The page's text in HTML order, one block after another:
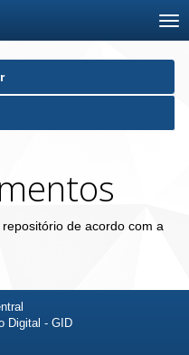
de acordo com a
Digital - GID